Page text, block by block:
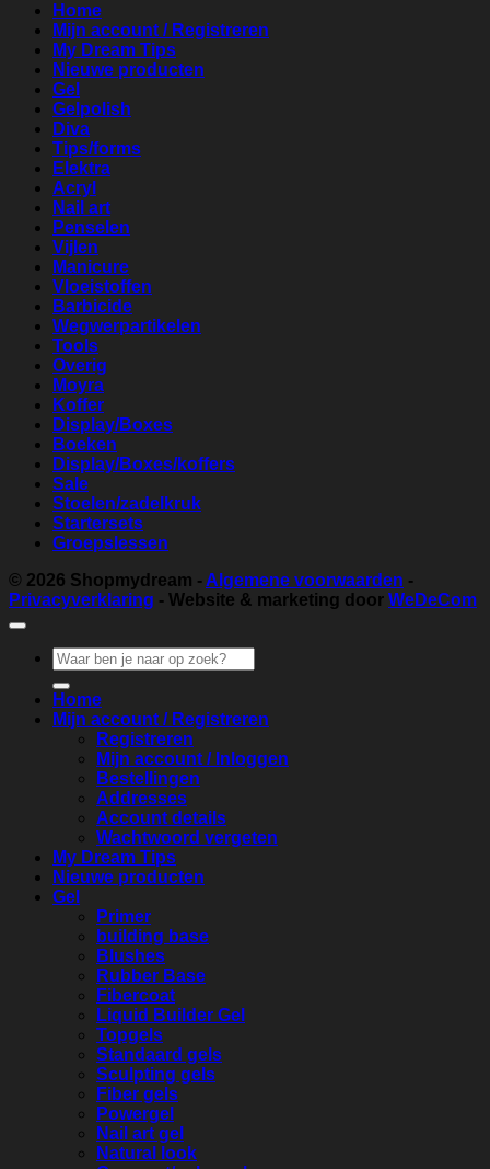
Home
Mijn account / Registreren
My Dream Tips
Nieuwe producten
Gel
Gelpolish
Diva
Tips/forms
Elektra
Acryl
Nail art
Penselen
Vijlen
Manicure
Vloeistoffen
Barbicide
Wegwerpartikelen
Tools
Overig
Moyra
Koffer
Display/Boxes
Boeken
Display/Boxes/koffers
Sale
Stoelen/zadelkruk
Startersets
Groepslessen
© 2026 Shopmydream - Algemene voorwaarden -
Privacyverklaring - Website & marketing door WeDeCom
Zoeken
naar:
Home
Mijn account / Registreren
Registreren
Mijn account / Inloggen
Bestellingen
Addresses
Account details
Wachtwoord vergeten
My Dream Tips
Nieuwe producten
Gel
Primer
building base
Blushes
Rubber Base
Fibercoat
Liquid Builder Gel
Topgels
Standaard gels
Sculpting gels
Fiber gels
Powergel
Nail art gel
Natural look